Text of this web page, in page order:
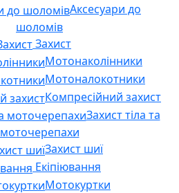
Аксесуари до
шоломів
Захист
Мотонаколінники
Мотоналокотники
Компресійний захист
Захист тіла та
моточерепахи
Захист шиї
Екіпіювання
Мотокуртки